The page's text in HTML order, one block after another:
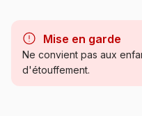
Catégorie
Mise en garde
Ne convient pas aux
d'étouffement.